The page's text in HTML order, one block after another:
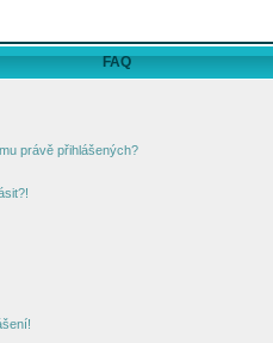
FAQ
právě přihlášených?